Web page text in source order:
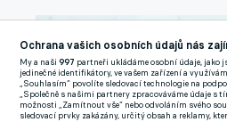
Ochrana vašich osobních údajů nás
My a naši997 partneři ukládáme osobní údaje, jako
jedinečné identifikátory, ve vašem zařízení a
„Souhlasím“ povolíte sledovací technologie na
„Společně s našimi partnery zpracováváme údaje s
možnosti „Zamítnout vše“ nebo odvoláním svého
sledovací prvky zakázány, určitý obsah a reklamy,